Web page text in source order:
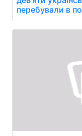
перебували в